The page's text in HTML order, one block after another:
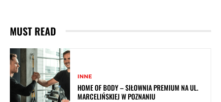
MUST READ
INNE
HOME OF BODY – SIŁOWNIA PREMIUM NA UL.
MARCELIŃSKIEJ W POZNANIU